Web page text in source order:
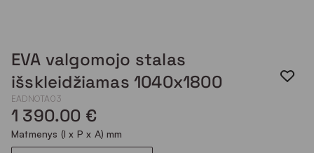
EVA valgomojo stalas
išskleidžiamas 1040x1800
EADNOTA03
1 390.00 €
Matmenys (I x P x A) mm